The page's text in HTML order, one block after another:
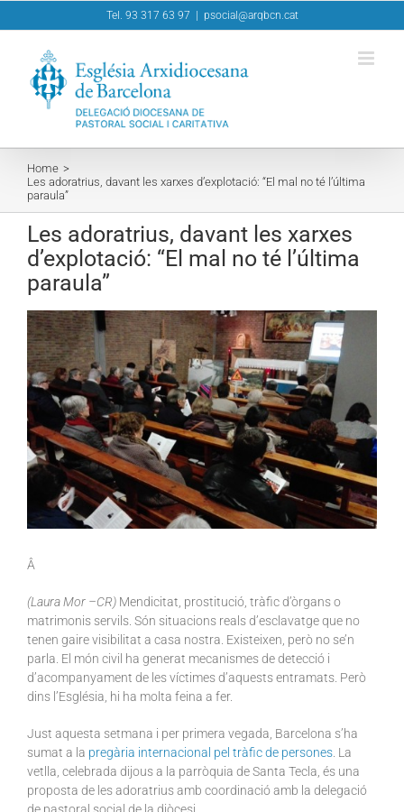
to
Tel. 93 317 63 97 psocial@arqbcn.cat
Home
Les adoratrius, davant les xarxes d’explotació: “El mal no té l’última
paraula”
Les adoratrius, davant les xarxes
d’explotació: “El mal no té l’última
paraula”
View
Larger
Image
Â
(Laura Mor –CR) Mendicitat, prostitució, tràfic d’òrgans o
matrimonis servils. Són situacions reals d’esclavatge que no
tenen gaire visibilitat a casa nostra. Existeixen, però no se’n
parla. El món civil ha generat mecanismes de detecció i
d’acompanyament de les víctimes d’aquests entramats. Però
dins l’Església, hi ha molta feina a fer.
Just aquesta setmana i per primera vegada, Barcelona s’ha
sumat a la pregària internacional pel tràfic de persones . La
vetlla, celebrada dijous a la parròquia de Santa Tecla, és una
proposta de les adoratrius amb coordinació amb la delegació